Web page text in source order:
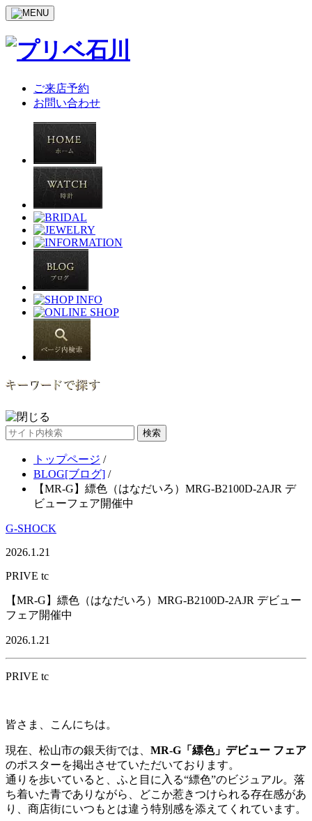
ご来店予約
お問い合わせ
サ
トップページ /
BLOG[ブログ] /
【MR-G】縹色（はなだいろ）MRG-B2100D-2AJR デ
ビューフェア開催中
G-SHOCK
2026.1.21
PRIVE tc
【MR-G】縹色（はなだいろ）MRG-B2100D-2AJR デビュー
フェア開催中
2026.1.21
PRIVE tc
皆さま、こんにちは。
現在、松山市の銀天街では、 MR-G「縹色」デビュー フェア
のポスターを掲出させていただいております。
通りを歩いていると、ふと目に入る“縹色”のビジュアル。落
ち着いた青でありながら、どこか惹きつけられる存在感があ
り、商店街にいつもとは違う特別感を添えてくれています。